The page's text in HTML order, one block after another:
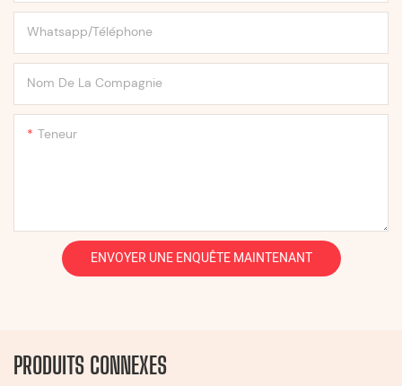
Whatsapp/Téléphone
Nom De La Compagnie
Teneur
ENVOYER UNE ENQUÊTE MAINTENANT
PRODUITS CONNEXES